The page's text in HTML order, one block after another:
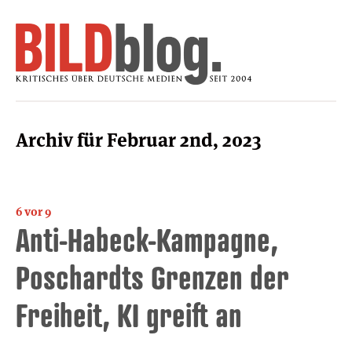
Archiv für Februar 2nd, 2023
6 vor 9
Anti-Habeck-Kampagne,
Poschardts Grenzen der
Freiheit, KI greift an